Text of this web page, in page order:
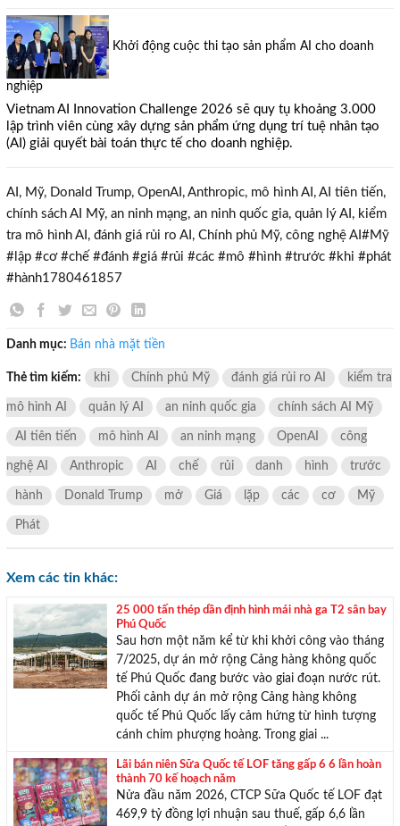
Với hơn 1000 căn nhà và 50 sales thân thiện, nhiệt tình,
chúng tôi sẽ giúp bạn tìm được BĐS ưng ý!
Khởi động cuộc thi tạo sản phẩm AI cho doanh
nghiệp
Vietnam AI Innovation Challenge 2026 sẽ quy tụ khoảng 3.000
lập trình viên cùng xây dựng sản phẩm ứng dụng trí tuệ nhân tạo
(AI) giải quyết bài toán thực tế cho doanh nghiệp.
AI, Mỹ, Donald Trump, OpenAI, Anthropic, mô hình AI, AI tiên tiến,
chính sách AI Mỹ, an ninh mạng, an ninh quốc gia, quản lý AI, kiểm
tra mô hình AI, đánh giá rủi ro AI, Chính phủ Mỹ, công nghệ AI#Mỹ
#lập #cơ #chế #đánh #giá #rủi #các #mô #hình #trước #khi #phát
#hành1780461857
Danh mục: Bán nhà mặt tiền
Thẻ tìm kiếm: khi Chính phủ Mỹ đánh giá rủi ro AI kiểm tra
mô hình AI quản lý AI an ninh quốc gia chính sách AI Mỹ
AI tiên tiến mô hình AI an ninh mạng OpenAI công
nghệ AI Anthropic AI chế rủi danh hình trước
hành Donald Trump mở Giá lặp các cơ Mỹ
Phát
Xem các tin khác:
25 000 tấn thép dần định hình mái nhà ga T2 sân bay
Phú Quốc
Sau hơn một năm kể từ khi khởi công vào tháng
7/2025, dự án mở rộng Cảng hàng không quốc
tế Phú Quốc đang bước vào giai đoạn nước rút.
Phối cảnh dự án mở rộng Cảng hàng không
quốc tế Phú Quốc lấy cảm hứng từ hình tượng
cánh chim phượng hoàng. Trong giai ...
Lãi bán niên Sữa Quốc tế LOF tăng gấp 6 6 lần hoàn
thành 70 kế hoạch năm
Nửa đầu năm 2026, CTCP Sữa Quốc tế LOF đạt
469,9 tỷ đồng lợi nhuận sau thuế, gấp 6,6 lần